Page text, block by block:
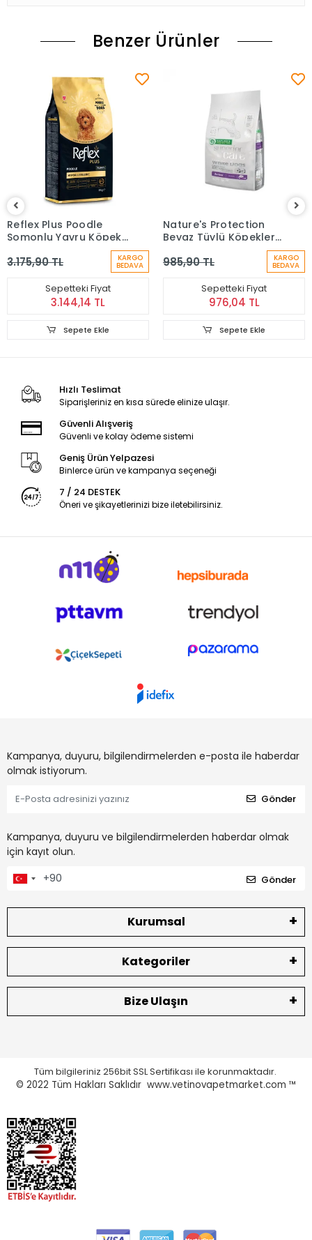
Benzer Ürünler
Reflex Plus Poodle
Somonlu Yavru Köpek
3.175,90 TL KARGO
BEDAVA
Sepetteki Fiyat
3.144,14 TL
Sepete Ekle
Nature's Protection
Beyaz Tüylü Köpekler
Köpek Maması (1,5 kg)
985,90 TL KARGO
BEDAVA
Sepetteki Fiyat
976,04 TL
Sepete Ekle
Hızlı Teslimat
Siparişleriniz en kısa sürede elinize ulaşır.
Güvenli Alışveriş
Güvenli ve kolay ödeme sistemi
Geniş Ürün Yelpazesi
Binlerce ürün ve kampanya seçeneği
7 / 24 DESTEK
Öneri ve şikayetlerinizi bize iletebilirsiniz.
Kampanya, duyuru, bilgilendirmelerden e-posta ile haberdar
olmak istiyorum.
Gönder
Kampanya, duyuru ve bilgilendirmelerden haberdar olmak
için kayıt olun.
Gönder
Kurumsal
Kategoriler
Bize Ulaşın
Tüm bilgileriniz 256bit SSL Sertifikası ile korunmaktadır.
© 2022 Tüm Hakları Saklıdır www.vetinovapetmarket.com ™